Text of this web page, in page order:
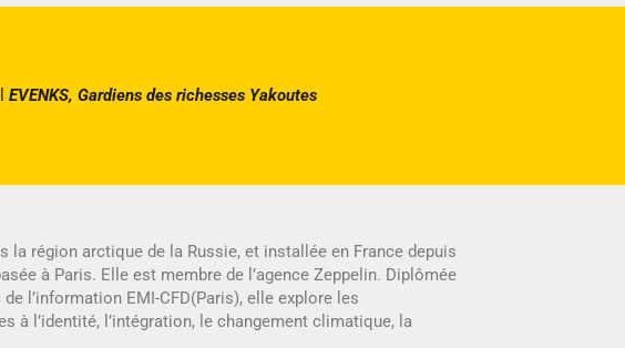
EVENKS, Gardiens des richesses Yakoutes
la région arctique de la Russie, et installée en France depuis
à Paris. Elle est membre de l’agence Zeppelin. Diplômée
l’information EMI-CFD(Paris), elle explore les
à l’identité, l’intégration, le changement climatique, la